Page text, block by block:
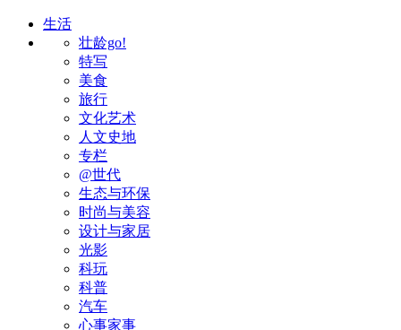
生活
壮龄go!
特写
美食
旅行
文化艺术
人文史地
专栏
@世代
生态与环保
时尚与美容
设计与家居
光影
科玩
科普
汽车
心事家事